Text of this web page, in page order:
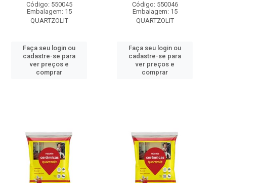
Código: 550045
Embalagem: 15
QUARTZOLIT
Faça seu login ou
cadastre-se para
ver preços e
comprar
Código: 550046
Embalagem: 15
QUARTZOLIT
Faça seu login ou
cadastre-se para
ver preços e
comprar